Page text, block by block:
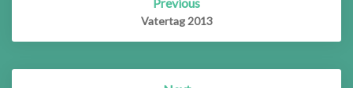
Vatertag 2013